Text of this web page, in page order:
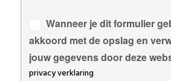
leeg
te
laten.
Wanneer je dit formulier
akkoord met de opslag en
jouw gegevens door deze
privacy verklaring